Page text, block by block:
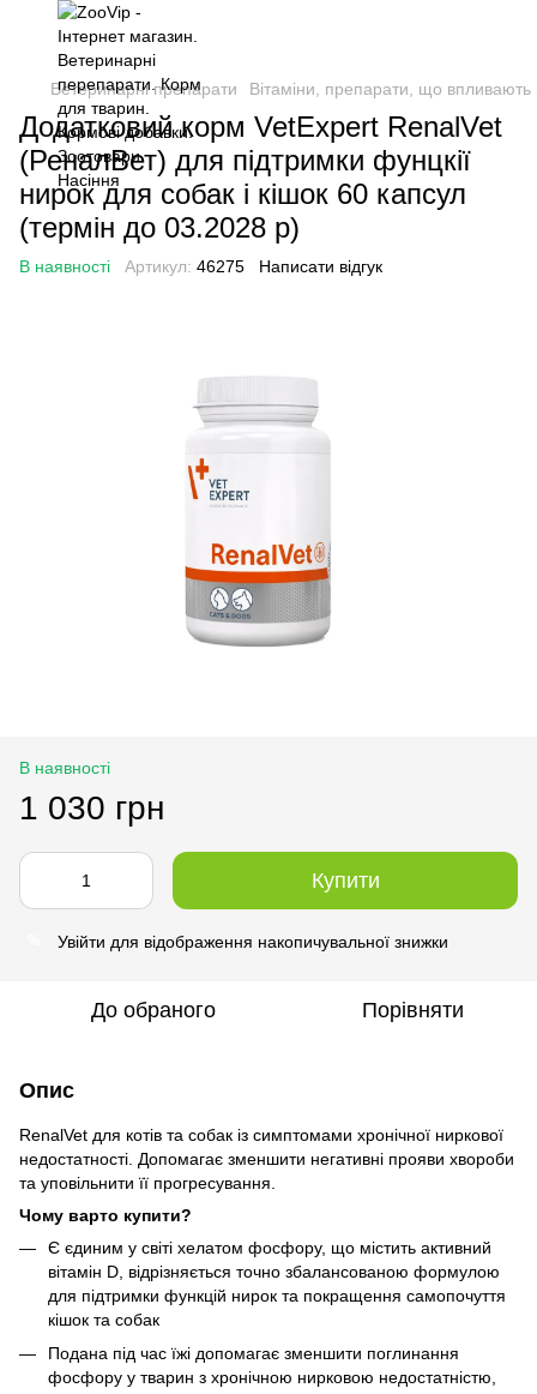
Ветеринарні препарати Вітаміни, препарати, що впливають
Додатковий корм VetExpert RenalVet
(РеналВет) для підтримки фунцкії
нирок для собак і кішок 60 капсул
(термін до 03.2028 р)
В наявності Артикул: 46275 Написати відгук
В наявності
1 030 грн
Купити
Увійти для відображення накопичувальної знижки
До обраного Порівняти
Опис
RenalVet для котів та собак із симптомами хронічної ниркової
недостатності. Допомагає зменшити негативні прояви хвороби
та уповільнити її прогресування.
Чому варто купити?
Є єдиним у світі хелатом фосфору, що містить активний
вітамін D, відрізняється точно збалансованою формулою
для підтримки функцій нирок та покращення самопочуття
кішок та собак
Подана під час їжі допомагає зменшити поглинання
фосфору у тварин з хронічною нирковою недостатністю,